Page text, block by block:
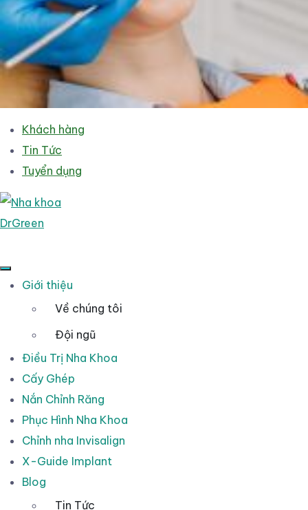
Khách hàng
Tin Tức
Tuyển dụng
Giới thiệu
Về chúng tôi
Đội ngũ
Điều Trị Nha Khoa
Cấy Ghép
Nắn Chỉnh Răng
Phục Hình Nha Khoa
Chỉnh nha Invisalign
X-Guide Implant
Blog
Tin Tức